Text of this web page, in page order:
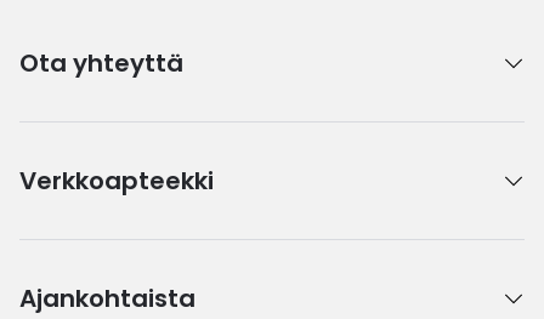
Ota yhteyttä
Verkkoapteekki
Ajankohtaista